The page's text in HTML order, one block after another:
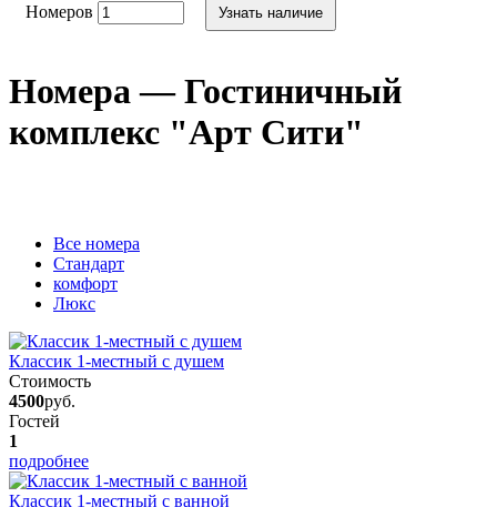
Номеров Узнать наличие
Номера — Гостиничный
комплекс "Арт Сити"
Вcе номера
Стандарт
комфорт
Люкс
Классик 1-местный с душем
Стоимость
4500руб.
Гостей
1
подробнее
Классик 1-местный с ванной